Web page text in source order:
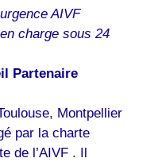
AIVF
charge sous 24
Partenaire
Montpellier
par la charte
de l’AIVF . Il